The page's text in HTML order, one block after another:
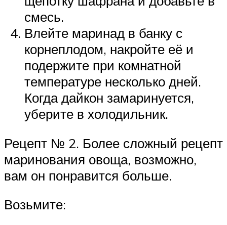
смесь.
Влейте маринад в банку с
корнеплодом, накройте её и
подержите при комнатной
температуре несколько дней.
Когда дайкон замаринуется,
уберите в холодильник.
Рецепт № 2. Более сложный рецепт
маринования овоща, возможно,
вам он понравится больше.
Возьмите: